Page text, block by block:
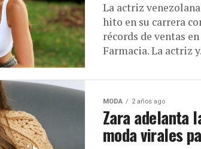
La actriz
hito en su carrera
récords de ventas
Farmacia. La actriz
MODA 2 años ago
Zara adelanta
moda virales